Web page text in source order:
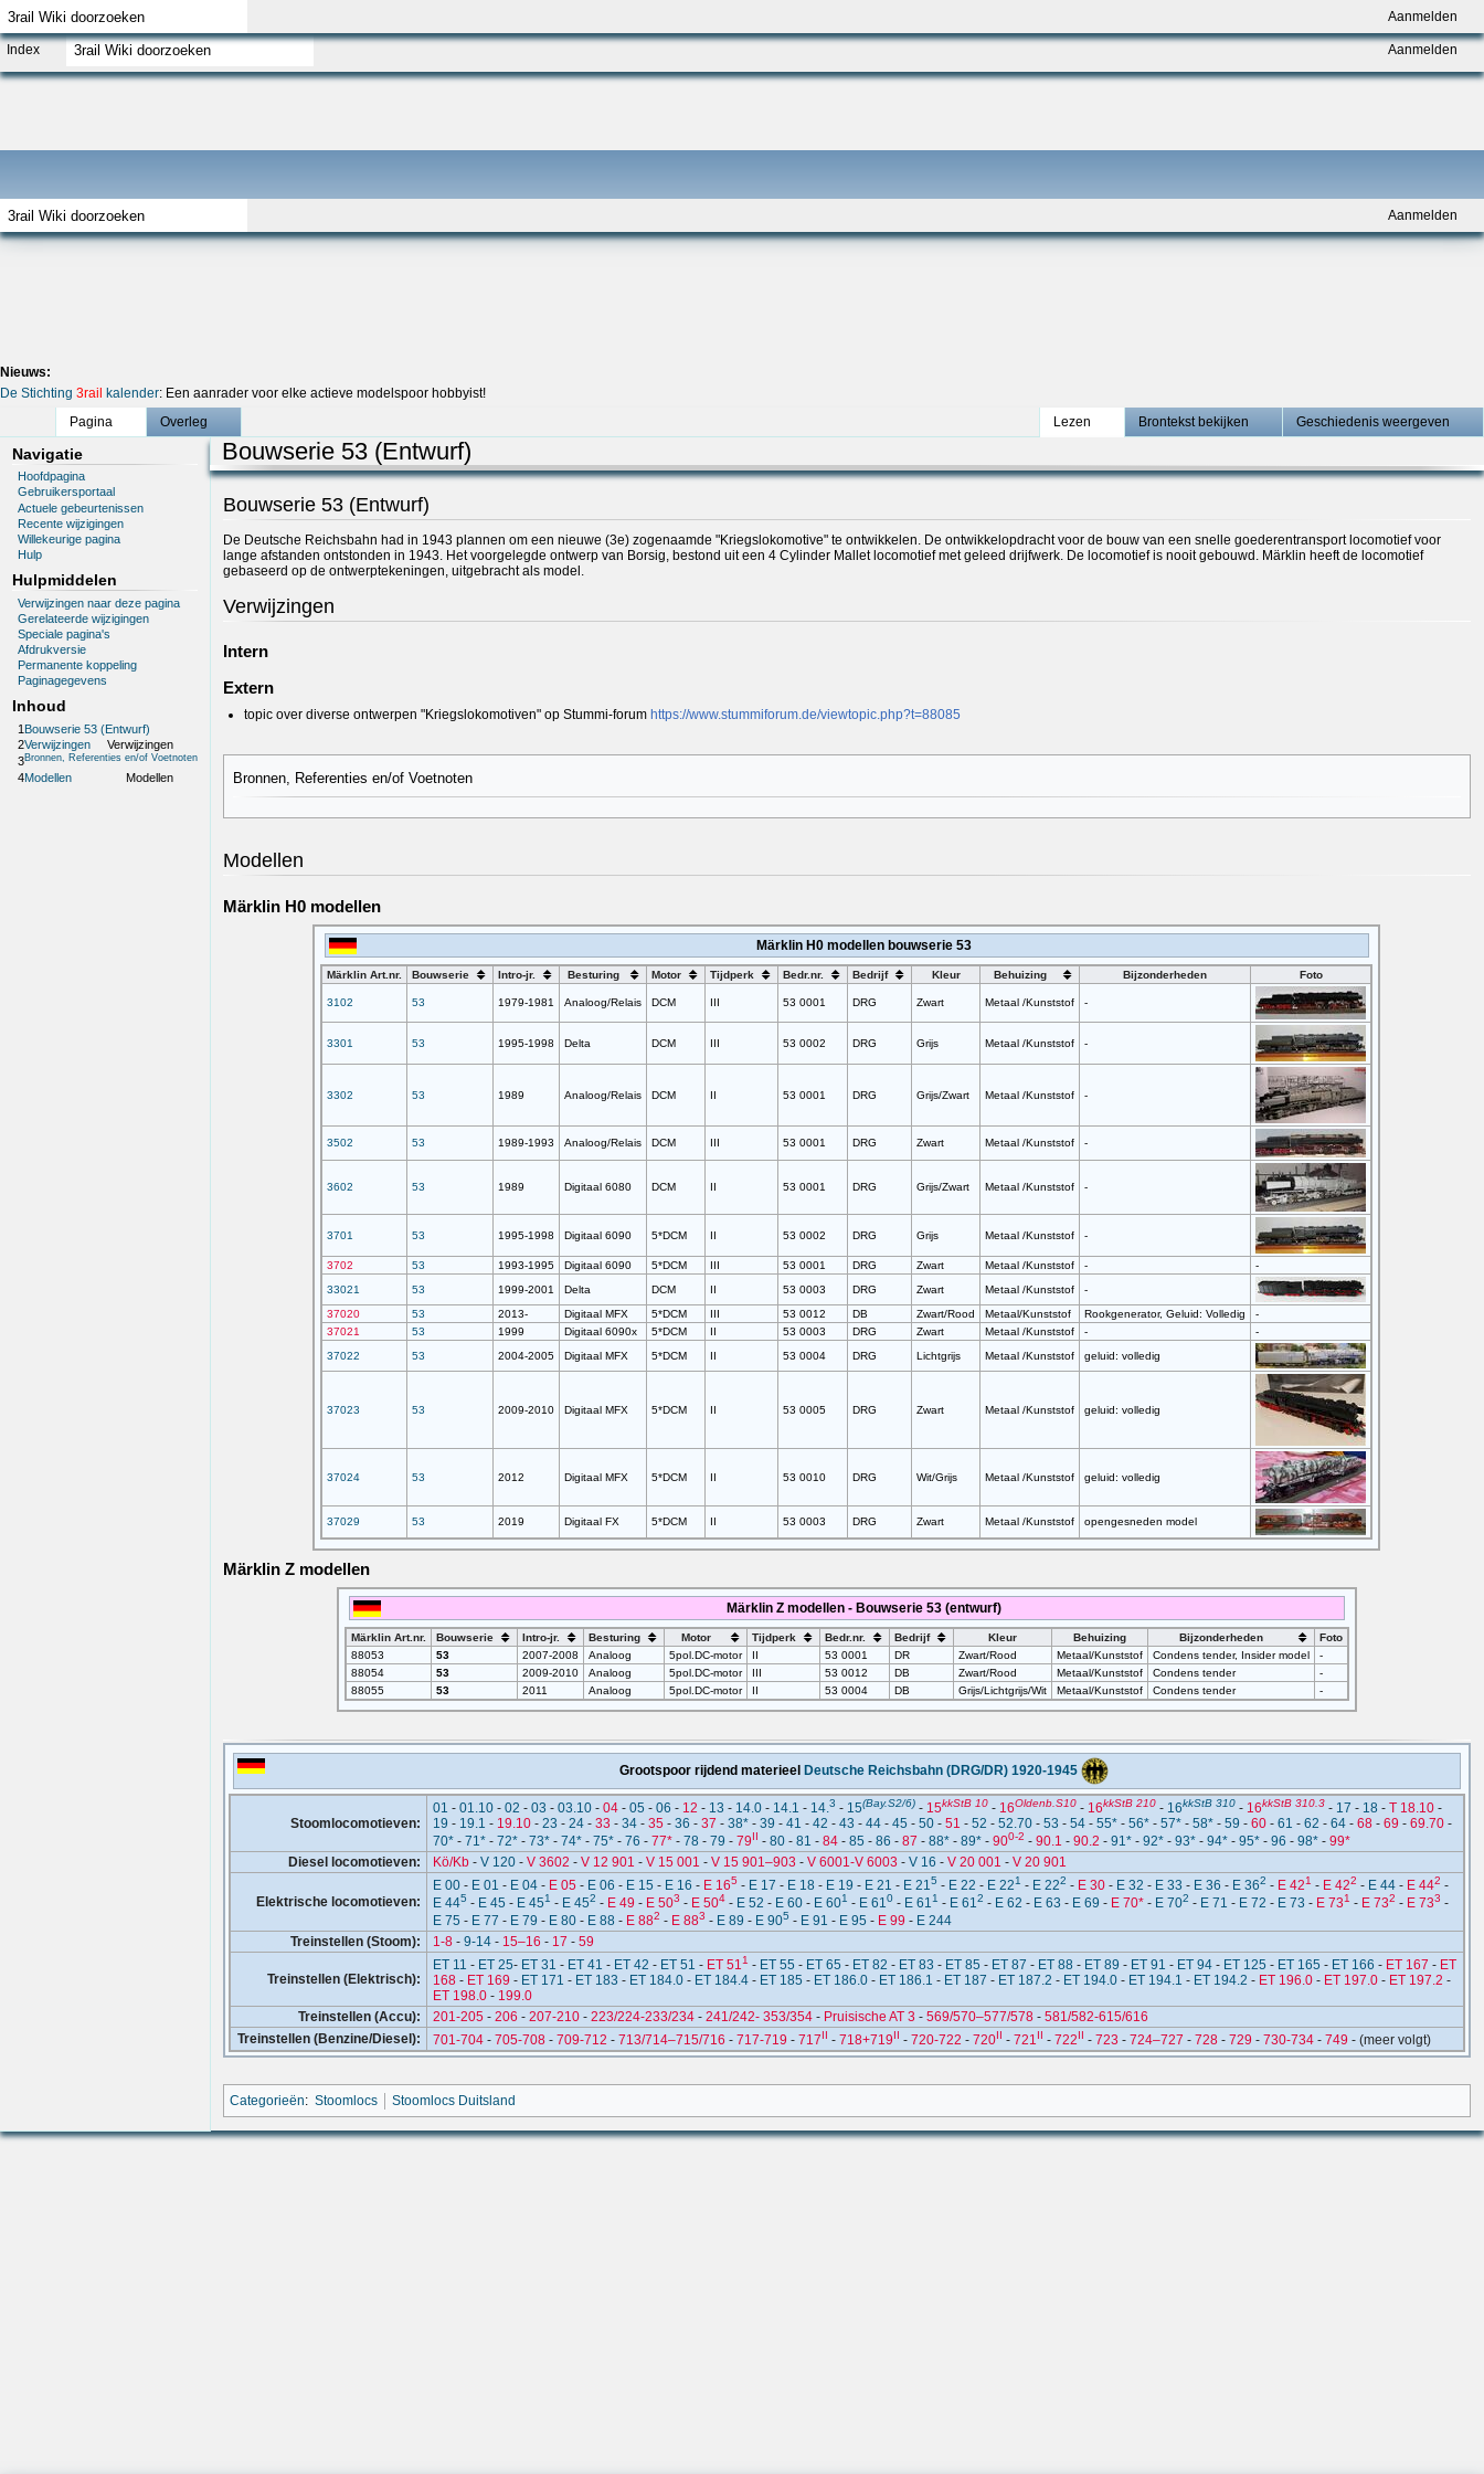
Aanmelden
Aanmelden
Index Aanmelden
Nieuws:
De Stichting 3rail kalender: Een aanrader voor elke actieve modelspoor hobbyist!
Pagina
Overleg Lezen Brontekst bekijken Geschiedenis weergeven
Navigatie
Hoofdpagina
Gebruikersportaal
Actuele gebeurtenissen
Recente wijzigingen
Willekeurige pagina
Hulp
Hulpmiddelen
Verwijzingen naar deze pagina
Gerelateerde wijzigingen
Speciale pagina's
Afdrukversie
Permanente koppeling
Paginagegevens
Inhoud
1 Bouwserie 53 (Entwurf)
2Verwijzingen
Verwijzingen
3Bronnen, Referenties en/of Voetnoten
4Modellen Modellen
Bouwserie 53 (Entwurf)
Bouwserie 53 (Entwurf)
De Deutsche Reichsbahn had in 1943 plannen om een nieuwe (3e) zogenaamde "Kriegslokomotive" te ontwikkelen. De ontwikkelopdracht voor de bouw van een snelle goederentransport locomotief voor
lange afstanden ontstonden in 1943. Het voorgelegde ontwerp van Borsig, bestond uit een 4 Cylinder Mallet locomotief met geleed drijfwerk. De locomotief is nooit gebouwd. Märklin heeft de locomotief
gebaseerd op de ontwerptekeningen, uitgebracht als model.
Verwijzingen
Intern
Extern
topic over diverse ontwerpen "Kriegslokomotiven" op Stummi-forumhttps://www.stummiforum.de/viewtopic.php?t=88085
Bronnen, Referenties en/of Voetnoten
Modellen
Märklin H0 modellen
Märklin H0 modellen bouwserie 53
Märklin Art.nr. Bouwserie Intro-jr. Besturing Motor Tijdperk Bedr.nr. Bedrijf Kleur Behuizing Bijzonderheden Foto
3102 53 1979-1981 Analoog/Relais DCM III 53 0001 DRG Zwart Metaal /Kunststof -
3301 53 1995-1998 Delta DCM III 53 0002 DRG Grijs Metaal /Kunststof -
3302 53 1989 Analoog/Relais DCM II 53 0001 DRG Grijs/Zwart Metaal /Kunststof -
3502 53 1989-1993 Analoog/Relais DCM III 53 0001 DRG Zwart Metaal /Kunststof -
3602 53 1989 Digitaal 6080 DCM II 53 0001 DRG Grijs/Zwart Metaal /Kunststof -
3701 53 1995-1998 Digitaal 6090 5*DCM II 53 0002 DRG Grijs Metaal /Kunststof -
3702 53 1993-1995 Digitaal 6090 5*DCM III 53 0001 DRG Zwart Metaal /Kunststof -
-
33021
53 1999-2001 Delta DCM II 53 0003 DRG Zwart Metaal /Kunststof
-
37020
53 2013- Digitaal MFX 5*DCM III 53 0012 DB Zwart/Rood Metaal/Kunststof Rookgenerator, Geluid: Volledig
-
37021
53 1999 Digitaal 6090x 5*DCM II 53 0003 DRG Zwart Metaal /Kunststof -
-
37022
53 2004-2005 Digitaal MFX 5*DCM II 53 0004 DRG Lichtgrijs Metaal /Kunststof geluid: volledig
37023 53 2009-2010 Digitaal MFX 5*DCM II 53 0005 DRG Zwart Metaal /Kunststof geluid: volledig
37024 53 2012 Digitaal MFX 5*DCM II 53 0010 DRG Wit/Grijs Metaal /Kunststof geluid: volledig
37029 53 2019 Digitaal FX 5*DCM II 53 0003 DRG Zwart Metaal /Kunststof opengesneden model
Märklin Z modellen
Märklin Z modellen - Bouwserie 53 (entwurf)
Märklin Art.nr. Bouwserie Intro-jr. Besturing Motor Tijdperk Bedr.nr. Bedrijf Kleur Behuizing Bijzonderheden
Foto
88053
53 2007-2008 Analoog 5pol.DC-motor II 53 0001 DR Zwart/Rood Metaal/Kunststof Condens tender, Insider model
-
88054
53 2009-2010 Analoog 5pol.DC-motor III 53 0012 DB Zwart/Rood Metaal/Kunststof Condens tender
-
88055
53 2011 Analoog 5pol.DC-motor II 53 0004 DB Grijs/Lichtgrijs/Wit Metaal/Kunststof Condens tender -
Grootspoor rijdend materieel Deutsche Reichsbahn (DRG/DR) 1920-1945
Stoomlocomotieven:
01 - 01.10- 02 - 03 - 03.10- 04- 05 - 06 - 12 - 13 - 14.0- 14.1 - 14.3 - 15(Bay.S2/6)- 15kkStB 10- 16Oldenb.S10- 16kkStB 210- 16kkStB 310- 16kkStB 310.3 - 17 - 18- T 18.10-
19 - 19.1 - 19.10- 23 - 24- 33 - 34- 35- 36 - 37 - 38*- 39 - 41 - 42 - 43 - 44- 45 - 50- 51 - 52 - 52.70- 53 - 54- 55*- 56*- 57*- 58*- 59 - 60- 61 - 62 - 64- 68- 69 - 69.70-
70*- 71*- 72*- 73*- 74*- 75*- 76 - 77*- 78- 79 - 79II - 80- 81 - 84- 85 - 86 - 87 - 88*- 89*- 900-2 - 90.1 - 90.2 - 91*- 92*- 93*- 94*- 95*- 96 - 98*- 99*
Diesel locomotieven:
Kö/Kb- V 120- V 3602 - V 12 901 - V 15 001 - V 15 901–903 - V 6001-V 6003 - V 16 - V 20 001 - V 20 901
Elektrische locomotieven:
E 00- E 01 - E 04- E 05- E 06 - E 15 - E 16 - E 165 - E 17 - E 18- E 19 - E 21 - E 215 - E 22 - E 221 - E 222 - E 30- E 32 - E 33 - E 36 - E 362 - E 421 - E 422 - E 44- E 442 -
E 445 - E 45 - E 451 - E 452 - E 49 - E 503 - E 504- E 52 - E 60- E 601 - E 610- E 611 - E 612 - E 62 - E 63 - E 69 - E 70*- E 702 - E 71 - E 72 - E 73 - E 731 - E 732 - E 733 -
E 75 - E 77 - E 79 - E 80- E 88- E 882 - E 883 - E 89 - E 905 - E 91 - E 95 - E 99 - E 244
Treinstellen (Stoom):
1-8- 9-14- 15–16 - 17 - 59
Treinstellen (Elektrisch):
ET 11 - ET 25- ET 31 - ET 41 - ET 42 - ET 51 - ET 511 - ET 55 - ET 65 - ET 82 - ET 83 - ET 85 - ET 87 - ET 88- ET 89 - ET 91 - ET 94- ET 125 - ET 165 - ET 166 - ET 167 - ET
168- ET 169 - ET 171 - ET 183 - ET 184.0- ET 184.4- ET 185 - ET 186.0- ET 186.1 - ET 187 - ET 187.2 - ET 194.0- ET 194.1 - ET 194.2 - ET 196.0- ET 197.0- ET 197.2 -
ET 198.0- 199.0
Treinstellen (Accu):
201-205- 206 - 207-210- 223/224-233/234- 241/242- 353/354- Pruisische AT 3 - 569/570–577/578- 581/582-615/616
Treinstellen (Benzine/Diesel):
701-704- 705-708- 709-712 - 713/714–715/716 - 717-719 - 717II - 718+719II - 720-722 - 720II - 721II - 722II - 723 - 724–727 - 728- 729 - 730-734- 749 - (meer volgt)
Categorieën: Stoomlocs Stoomlocs Duitsland